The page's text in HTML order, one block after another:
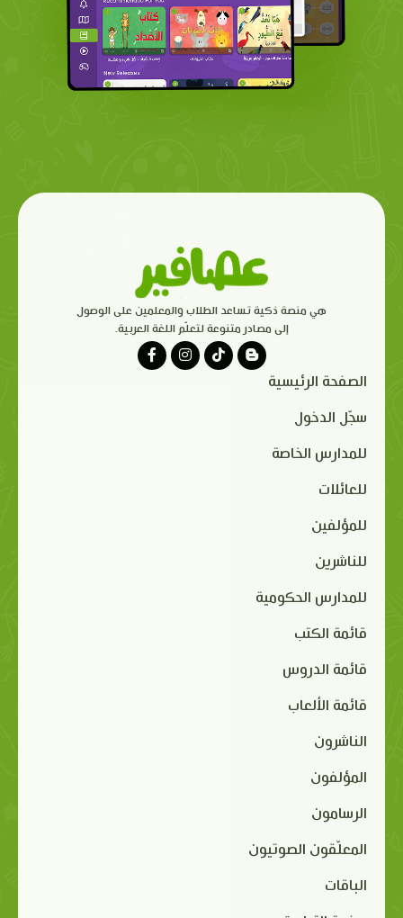
هي منصة ذكية تساعد الطلاب والمعلمين على الوصول
إلى مصادر متنوعة لتعلّم اللغة العربية.
الصفحة الرئيسية
سجّل الدخول
للمدارس الخاصة
للعائلات
للمؤلفين
للناشرين
للمدارس الحكومية
قائمة الكتب
قائمة الدروس
قائمة الألعاب
الناشرون
المؤلفون
الرسامون
المعلّقون الصوتيون
الباقات